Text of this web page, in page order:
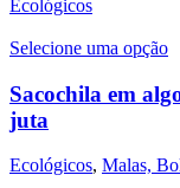
Ecológicos
Selecione uma opção
Sacochila em
juta
Ecológicos, Malas,